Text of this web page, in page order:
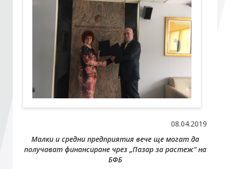
Арбитражен съд
Стани член
Абонирайте се!
08.04.2019
Малки и средни предприятия вече ще могат да
получават финансиране чрез „Пазар за растеж” на
БФБ